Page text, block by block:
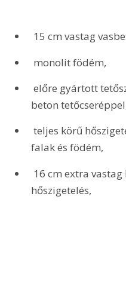
15 cm vastag
monolit födém,
előre gyártott tetőszerkezet, rácsos fatartóval,
beton
teljes körű hőszigetelés, szigetelt alap, külső
falak és födém,
hőszigetelés,